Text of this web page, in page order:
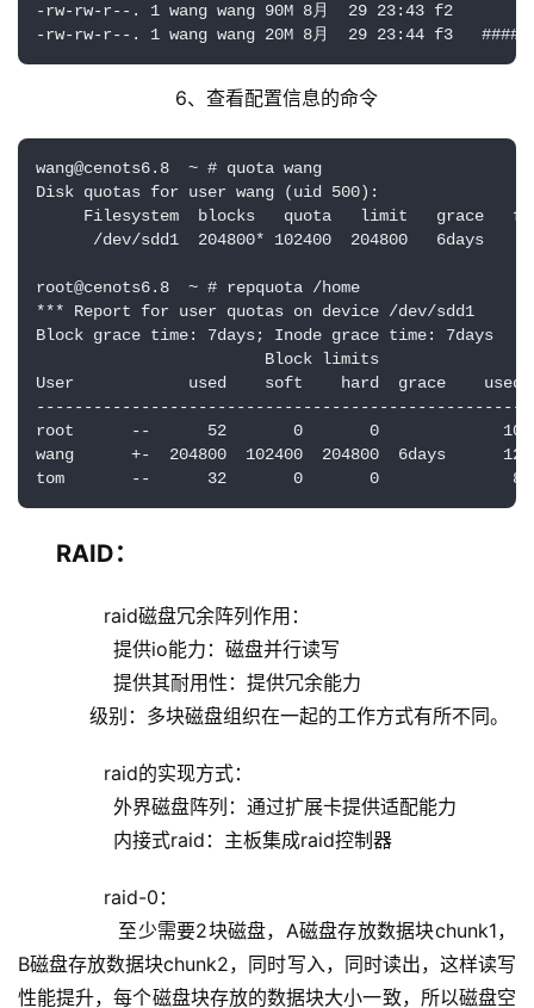
-rw-rw-r--. 1 wang wang 90M 8月  29 23:43 f2
-rw-rw-r--. 1 wang wang 20M 8月  29 23:44 f3   #####
6、查看配置信息的命令
wang@cenots6.8  ~ # quota wang
Disk quotas for user wang (uid 500):
Filesystem  blocks   quota   limit   grace
/dev/sdd1  204800* 102400  204800   6days
root@cenots6.8  ~ # repquota /home
*** Report for user quotas on device /dev/sdd1
Block grace time: 7days; Inode grace time: 7days
Block limits
User            used    soft    hard  grace
root      --      52       0       0
wang      +-  204800  102400  204800  6days
tom       --      32       0       0              8
RAID：
raid磁盘冗余阵列作用：
提供io能力：磁盘并行读写
提供其耐用性：提供冗余能力
级别：多块磁盘组织在一起的工作方式有所不同。
raid的实现方式：
外界磁盘阵列：通过扩展卡提供适配能力
内接式raid：主板集成raid控制器
raid-0：
至少需要2块磁盘，A磁盘存放数据块chunk1，
B磁盘存放数据块chunk2，同时写入，同时读出，这样读写
性能提升，每个磁盘块存放的数据块大小一致，所以磁盘空